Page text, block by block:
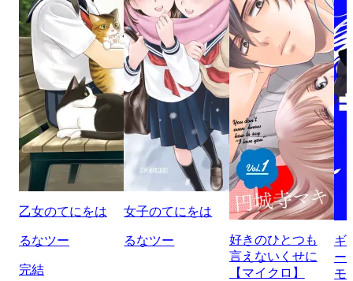
乙女のてにをは
るなツー
完結
女子のてにをは
るなツー
好きのひとつも
言えないくせに
【マイクロ】
ギ
ー
モ